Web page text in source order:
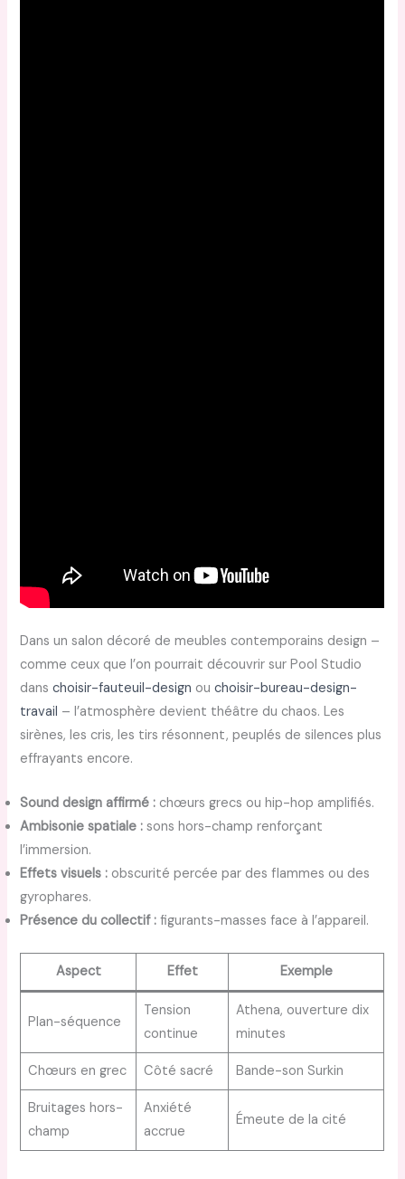
Dans un salon décoré de meubles contemporains design –
comme ceux que l’on pourrait découvrir sur Pool Studio
danschoisir-fauteuil-design ouchoisir-bureau-design-
travail – l’atmosphère devient théâtre du chaos. Les
sirènes, les cris, les tirs résonnent, peuplés de silences plus
effrayants encore.
Sound design affirmé : chœurs grecs ou hip-hop amplifiés.
Ambisonie spatiale : sons hors-champ renforçant
l’immersion.
Effets visuels : obscurité percée par des flammes ou des
gyrophares.
Présence du collectif : figurants-masses face à l’appareil.
Aspect Effet Exemple
Plan-séquence
Tension
continue
Athena, ouverture dix
minutes
Chœurs en grec Côté sacré Bande-son Surkin
Bruitages hors-
champ
Anxiété
accrue
Émeute de la cité